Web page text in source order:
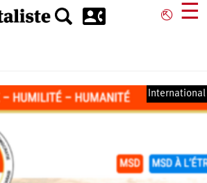
⎋ ☰
International